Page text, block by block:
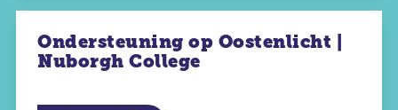
Ondersteuning op Oostenlicht |
Nuborgh College